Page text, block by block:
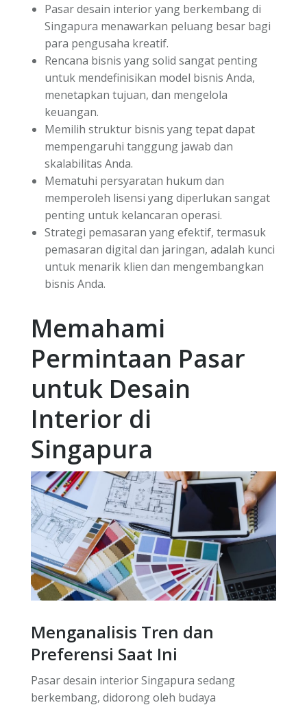
Pasar desain interior yang berkembang di
Singapura menawarkan peluang besar bagi
para pengusaha kreatif.
Rencana bisnis yang solid sangat penting
untuk mendefinisikan model bisnis Anda,
menetapkan tujuan, dan mengelola
keuangan.
Memilih struktur bisnis yang tepat dapat
mempengaruhi tanggung jawab dan
skalabilitas Anda.
Mematuhi persyaratan hukum dan
memperoleh lisensi yang diperlukan sangat
penting untuk kelancaran operasi.
Strategi pemasaran yang efektif, termasuk
pemasaran digital dan jaringan, adalah kunci
untuk menarik klien dan mengembangkan
bisnis Anda.
Memahami
Permintaan Pasar
untuk Desain
Interior di
Singapura
Menganalisis Tren dan
Preferensi Saat Ini
Pasar desain interior Singapura sedang
berkembang, didorong oleh budaya